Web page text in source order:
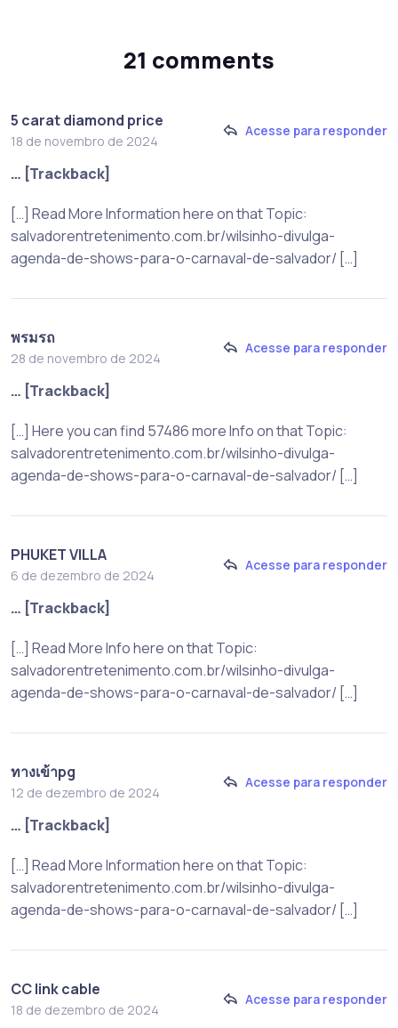
21 comments
5 carat diamond price
18 de novembro de 2024
Acesse para responder
… [Trackback]
[…] Read More Information here on that Topic:
salvadorentretenimento.com.br/wilsinho-divulga-
agenda-de-shows-para-o-carnaval-de-salvador/ […]
พรมรถ
28 de novembro de 2024
Acesse para responder
… [Trackback]
[…] Here you can find 57486 more Info on that Topic:
salvadorentretenimento.com.br/wilsinho-divulga-
agenda-de-shows-para-o-carnaval-de-salvador/ […]
PHUKET VILLA
6 de dezembro de 2024
Acesse para responder
… [Trackback]
[…] Read More Info here on that Topic:
salvadorentretenimento.com.br/wilsinho-divulga-
agenda-de-shows-para-o-carnaval-de-salvador/ […]
ทางเข้าpg
12 de dezembro de 2024
Acesse para responder
… [Trackback]
[…] Read More Information here on that Topic:
salvadorentretenimento.com.br/wilsinho-divulga-
agenda-de-shows-para-o-carnaval-de-salvador/ […]
CC link cable
18 de dezembro de 2024
Acesse para responder